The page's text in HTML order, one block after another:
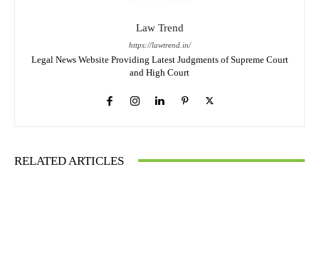
Law Trend
https://lawtrend.in/
Legal News Website Providing Latest Judgments of Supreme Court
and High Court
RELATED ARTICLES